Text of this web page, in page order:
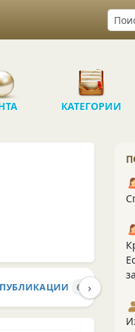
КАТЕГОРИИ
ПУБЛИКАЦИИ 652
›